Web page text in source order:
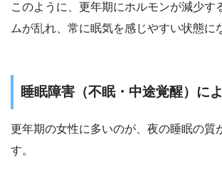
このように、更年期にホルモンが減少す
ムが乱れ、常に眠気を感じやすい状態に
睡眠障害（不眠・中途覚醒）に
更年期の女性に多いのが、夜の睡眠の質
す。